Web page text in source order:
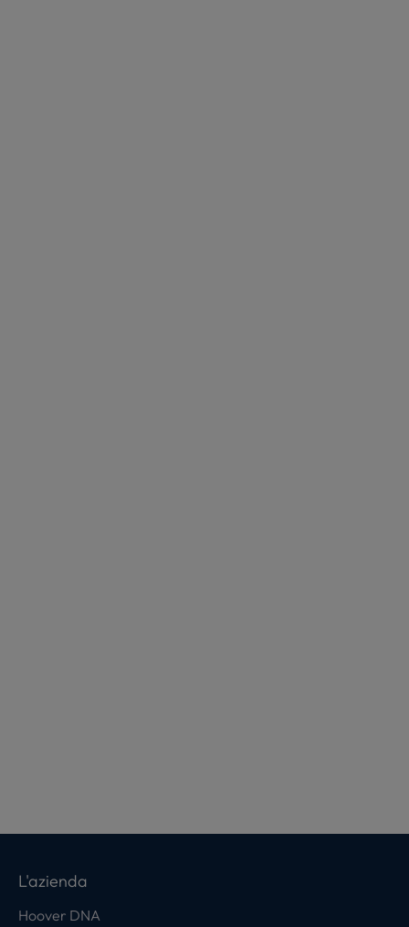
L'azienda
Hoover DNA